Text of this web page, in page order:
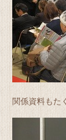
関係資料もた